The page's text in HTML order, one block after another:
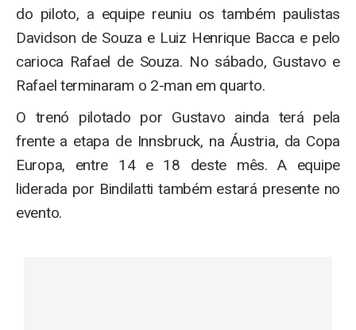
do piloto, a equipe reuniu os também paulistas
Davidson de Souza e Luiz Henrique Bacca e pelo
carioca Rafael de Souza. No sábado, Gustavo e
Rafael terminaram o 2-man em quarto.
O trenó pilotado por Gustavo ainda terá pela
frente a etapa de Innsbruck, na Áustria, da Copa
Europa, entre 14 e 18 deste mês. A equipe
liderada por Bindilatti também estará presente no
evento.